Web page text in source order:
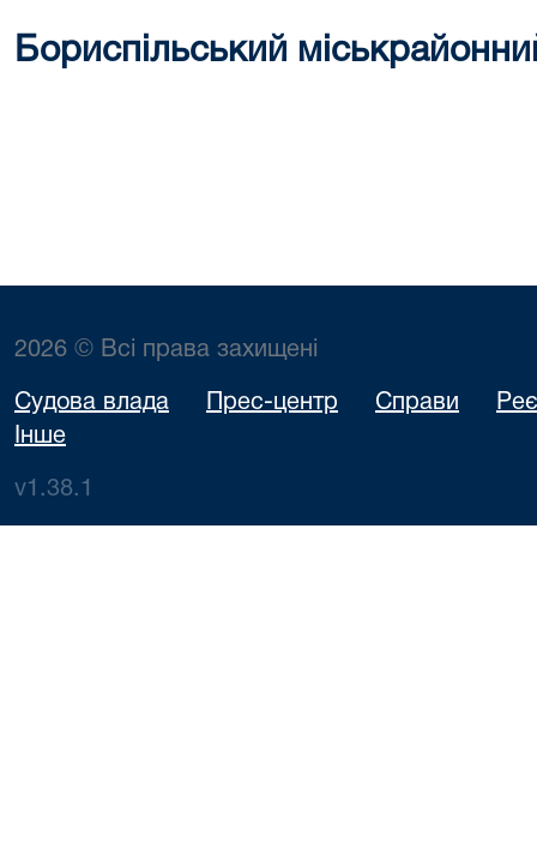
Бориспільський
2026 © Всі права захищені
Судова влада Прес-центр Справи
Інше
v1.38.1